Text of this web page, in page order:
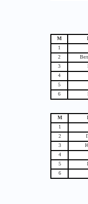
М
1
2
3
4
5
6
М
1
2
3
4
5
6